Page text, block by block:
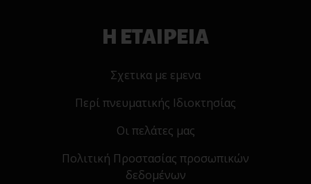
Η ΕΤΑΙΡΕΙΑ
Σχετικα με εμενα
Περί πνευματικής Ιδιοκτησίας
Οι πελάτες μας
Πολιτική Προστασίας προσωπικών
δεδομένων